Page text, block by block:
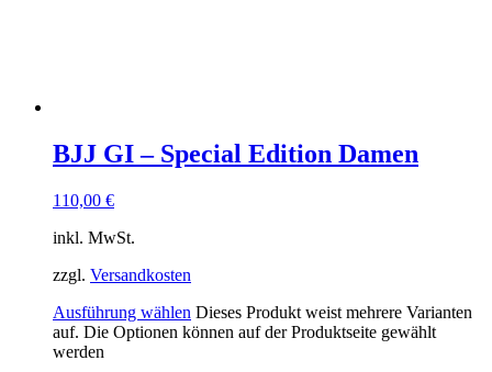
BJJ GI – Special Edition Damen
110,00 €
inkl. MwSt.
zzgl. Versandkosten
Ausführung wählen Dieses Produkt weist mehrere Varianten
auf. Die Optionen können auf der Produktseite gewählt
werden